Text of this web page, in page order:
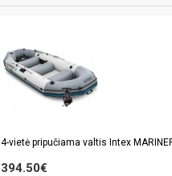
4-vietė pripučiama valtis Intex
394.50€